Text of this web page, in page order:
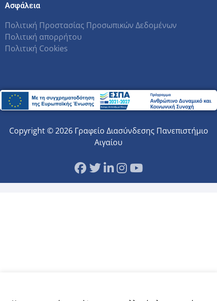
Ασφάλεια
Πολιτική Προστασίας Προσωπικών Δεδομένων
Πολιτική απορρήτου
Πολιτική Cookies
Copyright © 2026 Γραφείο Διασύνδεσης Πανεπιστήμιο
Αιγαίου